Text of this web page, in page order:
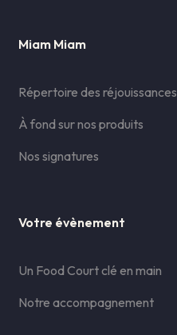
Miam Miam
Répertoire des réjouissances
À fond sur nos produits
Nos signatures
Votre évènement
Un Food Court clé en main
Notre accompagnement